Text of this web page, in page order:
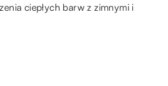
ciepłych barw z zimnymi i